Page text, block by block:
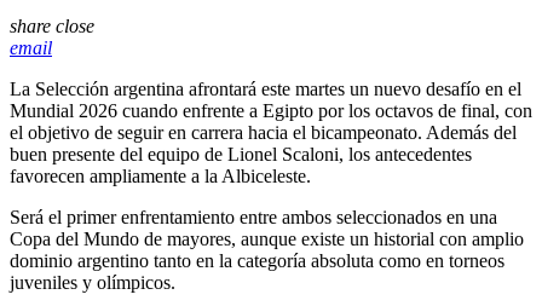
share close
email
La Selección argentina afrontará este martes un nuevo desafío en el
Mundial 2026 cuando enfrente a Egipto por los octavos de final, con
el objetivo de seguir en carrera hacia el bicampeonato. Además del
buen presente del equipo de Lionel Scaloni, los antecedentes
favorecen ampliamente a la Albiceleste.
Será el primer enfrentamiento entre ambos seleccionados en una
Copa del Mundo de mayores, aunque existe un historial con amplio
dominio argentino tanto en la categoría absoluta como en torneos
juveniles y olímpicos.